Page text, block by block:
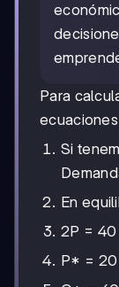
Para
Si
En
2P = 40
P* = 20